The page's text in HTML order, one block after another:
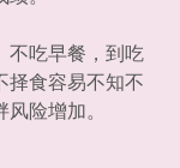
不吃早餐，到吃
择食容易不知不
险增加。